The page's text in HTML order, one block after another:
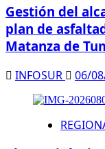
Gestión del
plan de
Matanza de
INFOSUR 06/